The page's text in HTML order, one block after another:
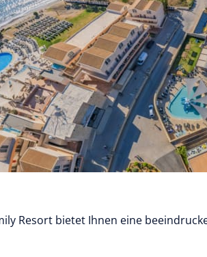
Resort bietet Ihnen eine